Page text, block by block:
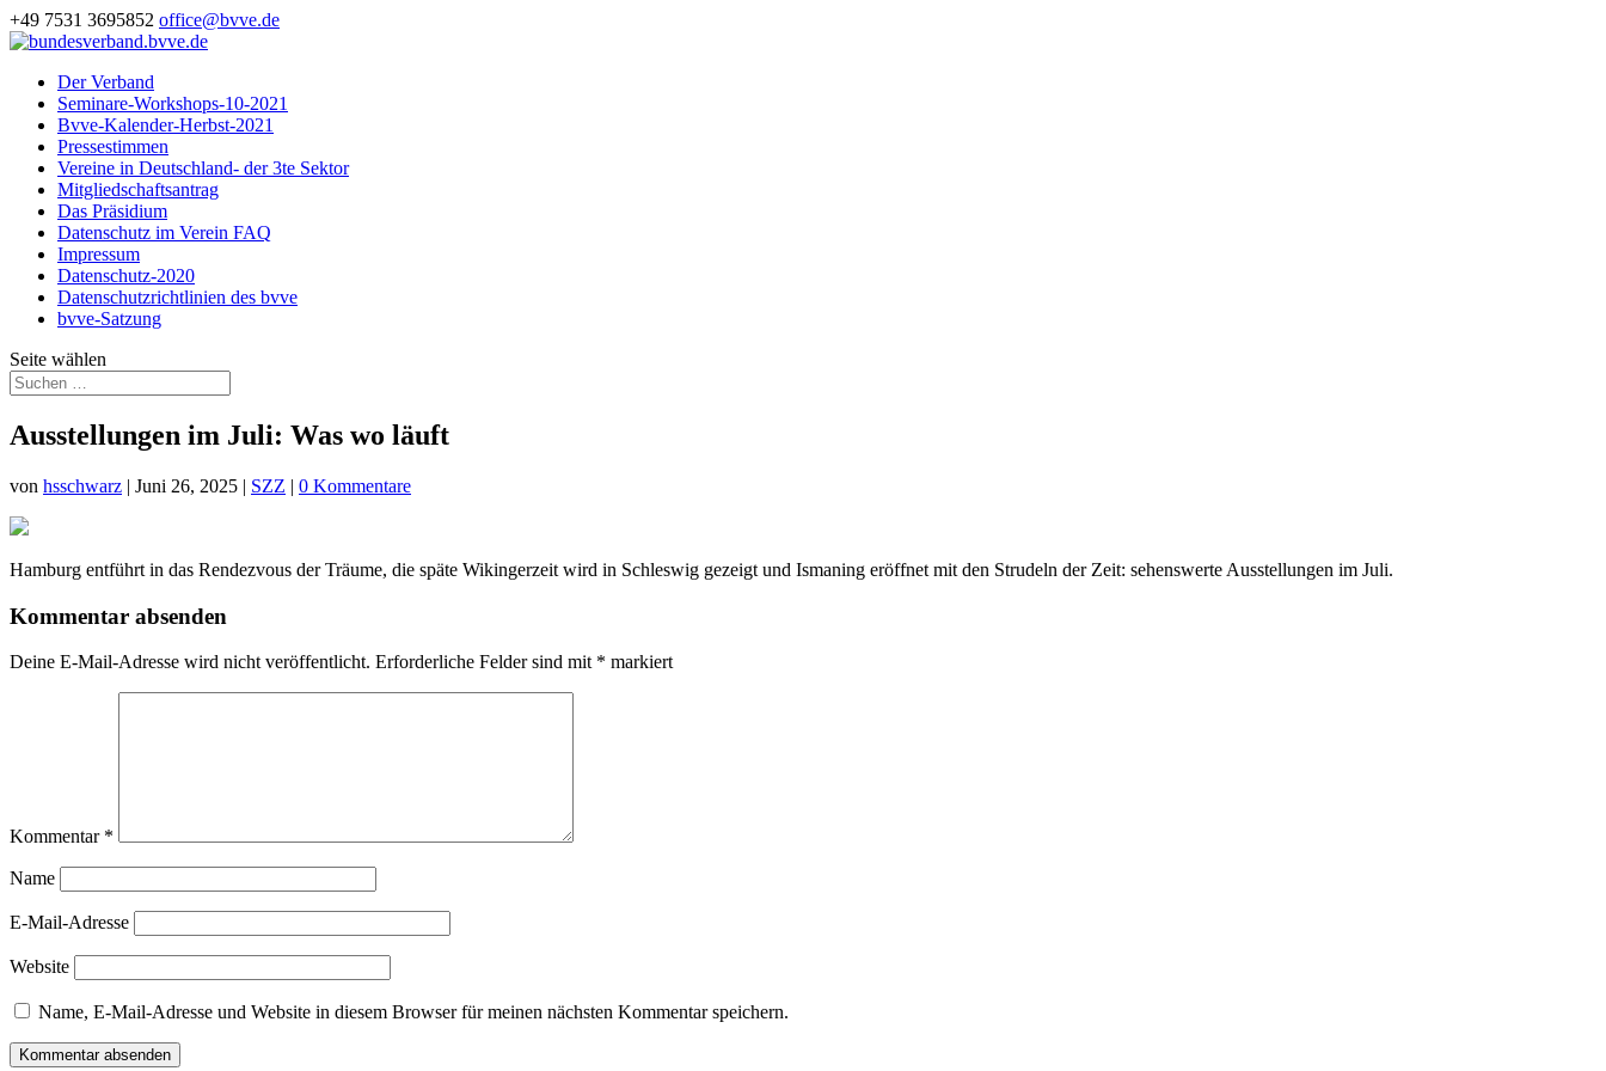
+49 7531 3695852 office@bvve.de
Der Verband
Seminare-Workshops-10-2021
Bvve-Kalender-Herbst-2021
Pressestimmen
Vereine in Deutschland- der 3te Sektor
Mitgliedschaftsantrag
Das Präsidium
Datenschutz im Verein FAQ
Impressum
Datenschutz-2020
Datenschutzrichtlinien des bvve
bvve-Satzung
Seite wählen
Ausstellungen im Juli: Was wo läuft
von hsschwarz | Juni 26, 2025 | SZZ | 0 Kommentare
Hamburg entführt in das Rendezvous der Träume, die späte Wikingerzeit wird in Schleswig gezeigt und Ismaning eröffnet mit den Strudeln der Zeit: sehenswerte Ausstellungen im Juli.
Kommentar absenden
Deine E-Mail-Adresse wird nicht veröffentlicht. Erforderliche Felder sind mit * markiert
Kommentar *
Name
E-Mail-Adresse
Website
Name, E-Mail-Adresse und Website in diesem Browser für meinen nächsten Kommentar speichern.